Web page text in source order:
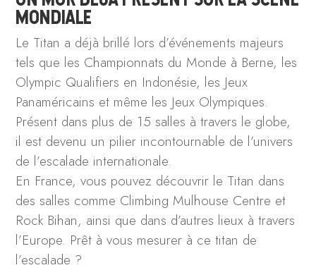
MONDIALE
Le Titan a déjà brillé lors d’événements majeurs
tels que les Championnats du Monde à Berne, les
Olympic Qualifiers en Indonésie, les Jeux
Panaméricains et même les Jeux Olympiques.
Présent dans plus de 15 salles à travers le globe,
il est devenu un pilier incontournable de l’univers
de l’escalade internationale.
En France, vous pouvez découvrir le Titan dans
des salles comme Climbing Mulhouse Centre et
Rock Bihan, ainsi que dans d’autres lieux à travers
l’Europe. Prêt à vous mesurer à ce titan de
l’escalade ?